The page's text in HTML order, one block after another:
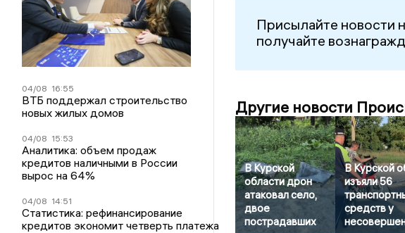
04/08 16:55
ВТБ поддержал строительство
новых жилых домов
04/08 15:53
Аналитика: объем продаж
кредитов наличными в России
вырос на 64%
04/08 14:51
Статистика: рефинансирование
кредитов экономит четверть платежа
Присылайте новости
получайте
Другие новости
В Курской
области дрон
атаковал село,
двое
пострадавших
В Курской
изъяли 56
средств у